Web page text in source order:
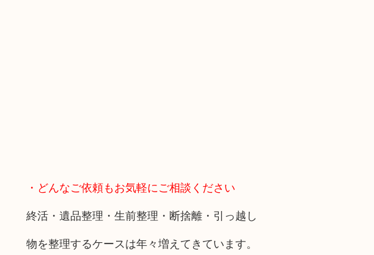
・どんなご依頼もお気軽にご相談ください
終活・遺品整理・生前整理・断捨離・引っ越し
物を整理するケースは年々増えてきています。